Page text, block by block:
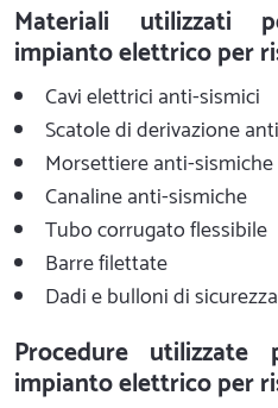
Materiali utilizzati
impianto elettrico per
Cavi elettrici anti-sismici
Scatole di derivazione
Morsettiere anti-sismiche
Canaline anti-sismiche
Tubo corrugato flessibile
Barre filettate
Dadi e bulloni di sicurezza
Procedure utilizzate
impianto elettrico per